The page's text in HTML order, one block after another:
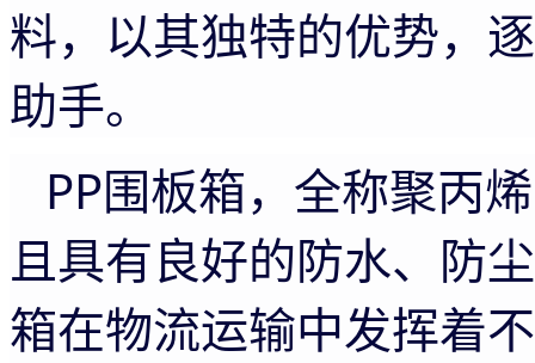
料，以其独特的优势，
助手。
PP围板箱，全称聚丙
且具有良好的防水、防
箱在物流运输中发挥着